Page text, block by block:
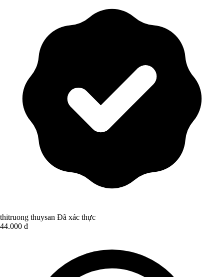
thitruong thuysan Đã xác thực
44.000 đ